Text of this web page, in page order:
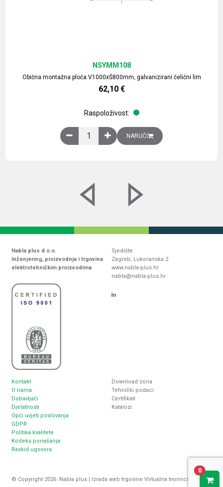
Obična montažna ploča V1000xŠ800mm, galvanizirani čelični lim
NSYMM108
62,10 €
Raspoloživost:
Obična montažna ploča V1000xŠ800mm,
NARUČI
Nabla plus d.o.o.
Inženjering, proizvodnja i trgovina
elektrotehničkim proizvodima
Sjedište
Zagreb, Lukoranska 2
www.nabla-plus.hr
nabla@nabla-plus.hr
Kontakt
O nama
Dobavljači
Djelatnosti
Opći uvjeti poslovanja
GDPR
Politika kvalitete
Kodeks ponašanja
Raskid ugovora
Download zona
Tehnički podaci
Certifikati
Katalozi
© Copyright 2026. Nabla plus | Izrada web trgovine Virtualna tvornica
0